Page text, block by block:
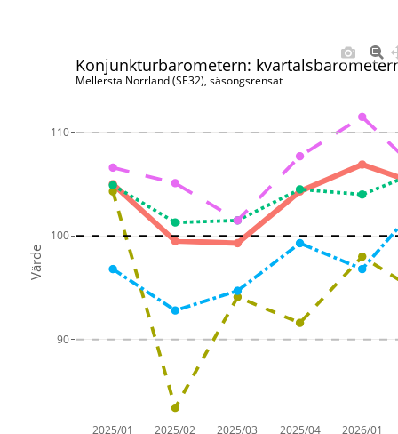
2025/01 2025/02 2025/03 2025/04 2026/01
90
100
110
Konjunkturbarometern:
Mellersta Norrland (SE32), säsongsrensat
Värde